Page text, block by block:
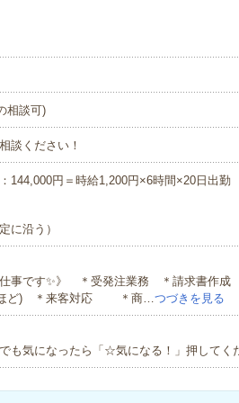
相談可)
ください！
144,000円＝時給1,200円×6時間×20日出勤
に沿う）
仕事です✨》 ＊受発注業務 ＊請求書作
ほど) ＊来客対応 ＊商…つづきを見る
も気になったら「☆気になる！」押してく